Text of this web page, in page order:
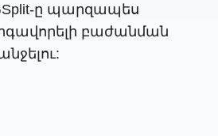
ը պարզապես
բաժանման